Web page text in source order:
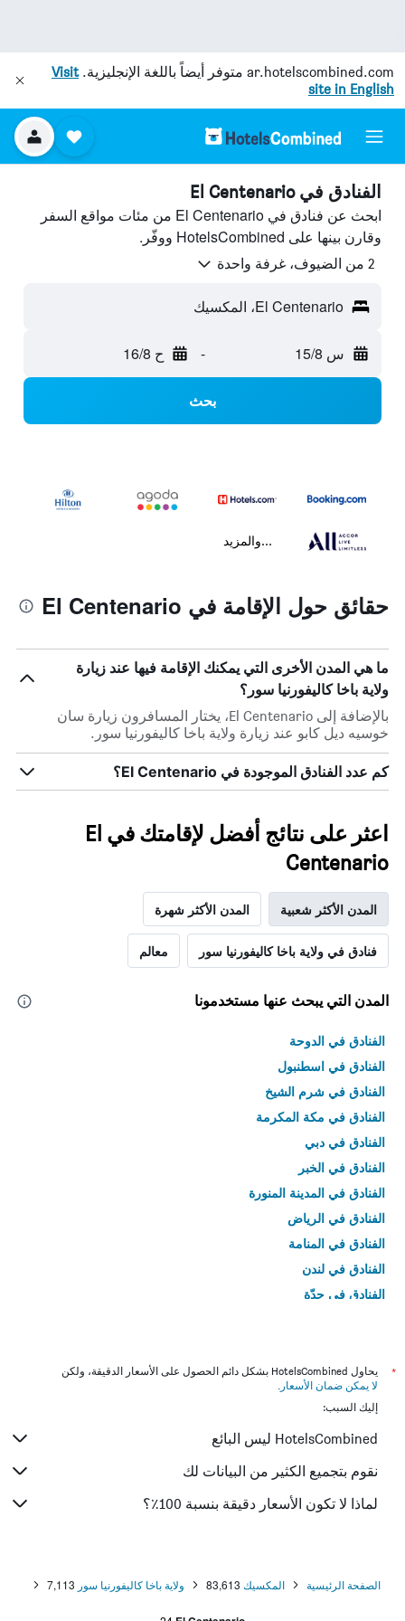
ar.hotelscombined.com متوفر أيضاً باللغة الإنجليزية.Visit
site in English
الفنادق في El Centenario
ابحث عن فنادق في El Centenario من مئات مواقع السفر
وقارن بينها على HotelsCombined ووفّر.
2 من الضيوف، غرفة واحدة
El Centenario، المكسيك
س 15/8 - ح 16/8
بحث
...والمزيد
حقائق حول الإقامة في El Centenario
ما هي المدن الأخرى التي يمكنك الإقامة فيها عند زيارة
ولاية باخا كاليفورنيا سور؟
بالإضافة إلى El Centenario، يختار المسافرون زيارة سان
خوسيه ديل كابو عند زيارة ولاية باخا كاليفورنيا سور.
كم عدد الفنادق الموجودة في El Centenario؟
اعثر على نتائج أفضل لإقامتك في El
Centenario
المدن الأكثر شعبية المدن الأكثر شهرة
فنادق في ولاية باخا كاليفورنيا سور معالم
المدن التي يبحث عنها مستخدمونا
الفنادق في الدوحة
الفنادق في اسطنبول
الفنادق في شرم الشيخ
الفنادق في مكة المكرمة
الفنادق في دبي
الفنادق في الخبر
الفنادق في المدينة المنورة
الفنادق في الرياض
الفنادق في المنامة
الفنادق في لندن
الفنادق في جدّة
*
يحاول HotelsCombined بشكل دائم الحصول على الأسعار الدقيقة، ولكن
لا يمكن ضمان الأسعار .
إليك السبب:
HotelsCombined ليس البائع
نقوم بتجميع الكثير من البيانات لك
لماذا لا تكون الأسعار دقيقة بنسبة 100٪؟
الصفحة الرئيسية المكسيك 83,613 ولاية باخا كاليفورنيا سور 7,113